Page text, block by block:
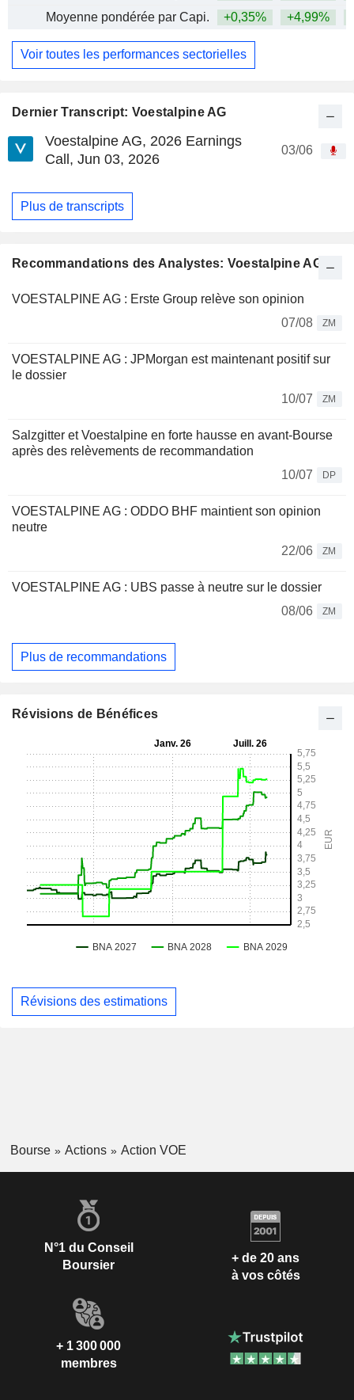
Dernier Transcript: Voestalpine AG
Voestalpine AG, 2026 Earnings
Call, Jun 03, 2026
03/06
Plus de transcripts
Recommandations des Analystes: Voestalpine AG
VOESTALPINE AG : Erste Group relève son opinion
07/08
ZM
VOESTALPINE AG : JPMorgan est maintenant positif sur
le dossier
10/07
ZM
Salzgitter et Voestalpine en forte hausse en avant-Bourse
après des relèvements de recommandation
10/07
DP
VOESTALPINE AG : ODDO BHF maintient son opinion
neutre
22/06
ZM
VOESTALPINE AG : UBS passe à neutre sur le dossier
08/06
ZM
Plus de recommandations
Moyenne pondérée par Capi.
+0,35% +4,99%
Voir toutes les performances sectorielles
Révisions de Bénéfices
Révisions des estimations
Bourse Actions Action VOE
N°1 du Conseil
Boursier
+ de 20 ans
à vos côtés
+ 1 300 000
membres